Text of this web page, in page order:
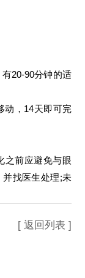
20-90分钟的适
，14天即可完
前应避免与眼
找医生处理;未
[ 返回列表 ]